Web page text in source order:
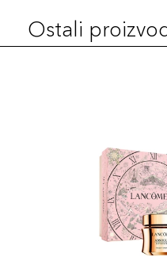
Ostali